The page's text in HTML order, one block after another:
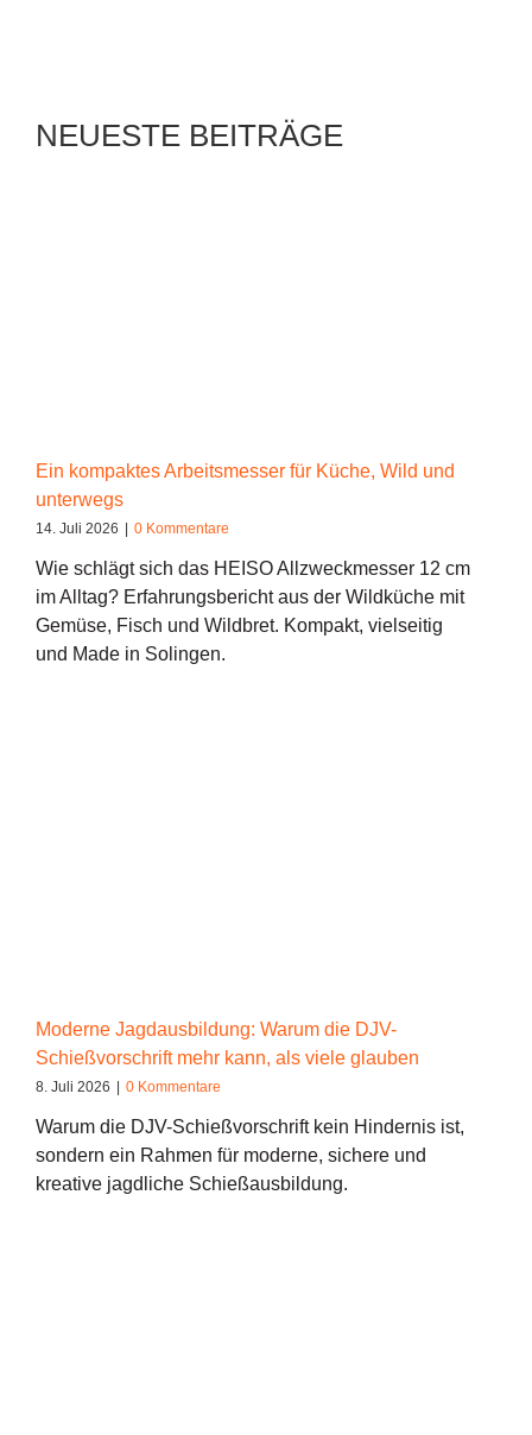
NEUESTE BEITRÄGE
Ein kompaktes Arbeitsmesser für Küche, Wild und
unterwegs
14. Juli 2026 | 0 Kommentare
Wie schlägt sich das HEISO Allzweckmesser 12 cm
im Alltag? Erfahrungsbericht aus der Wildküche mit
Gemüse, Fisch und Wildbret. Kompakt, vielseitig
und Made in Solingen.
Moderne Jagdausbildung: Warum die DJV-
Schießvorschrift mehr kann, als viele glauben
8. Juli 2026 | 0 Kommentare
Warum die DJV-Schießvorschrift kein Hindernis ist,
sondern ein Rahmen für moderne, sichere und
kreative jagdliche Schießausbildung.